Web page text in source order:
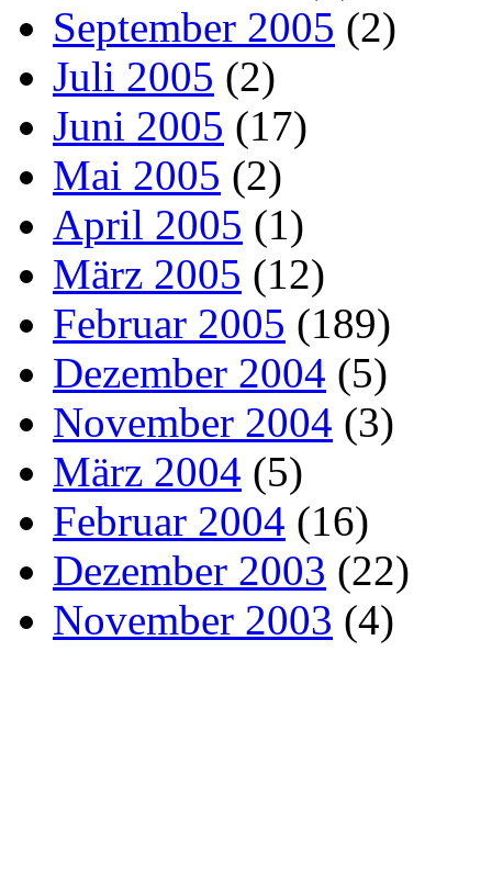
September 2005 (2)
Juli 2005 (2)
Juni 2005 (17)
Mai 2005 (2)
April 2005 (1)
März 2005 (12)
Februar 2005 (189)
Dezember 2004 (5)
November 2004 (3)
März 2004 (5)
Februar 2004 (16)
Dezember 2003 (22)
November 2003 (4)